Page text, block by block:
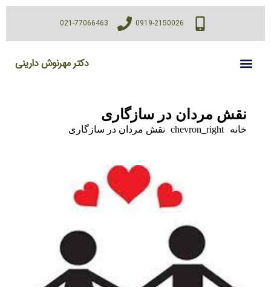
0919-2150026
021-77066463
دکتر مهرنوش دارینی
نقش مردان در سازگاری
chevron_right نقش مردان در سازگاری